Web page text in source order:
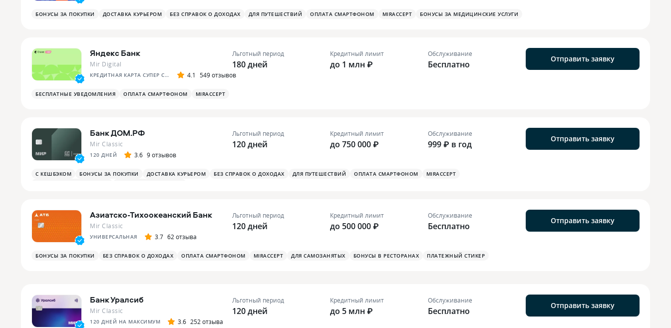
БОНУСЫ ЗА ПОКУПКИ ДОСТАВКА КУРЬЕРОМ БЕЗ СПРАВОК О ДОХОДАХ ДЛЯ ПУТЕШЕСТВИЙ ОПЛАТА СМАРТФОНОМ MIRACCEPT БОНУСЫ ЗА МЕДИЦИНСКИЕ УСЛУГИ
Яндекс Банк
Mir Digital
КРЕДИТНАЯ КАРТА СУПЕР СПЛИТА 4.1 549 отзывов
Льготный период
180 дней
Кредитный лимит
до 1 млн ₽
Обслуживание
Бесплатно
Отправить заявку
БЕСПЛАТНЫЕ УВЕДОМЛЕНИЯ ОПЛАТА СМАРТФОНОМ MIRACCEPT
Банк ДОМ.РФ
Mir Classic
120 ДНЕЙ 3.6 9 отзывов
Льготный период
120 дней
Кредитный лимит
до 750 000 ₽
Обслуживание
999 ₽ в год
Отправить заявку
С КЕШБЭКОМ БОНУСЫ ЗА ПОКУПКИ ДОСТАВКА КУРЬЕРОМ БЕЗ СПРАВОК О ДОХОДАХ ДЛЯ ПУТЕШЕСТВИЙ ОПЛАТА СМАРТФОНОМ
MIRACCEPT
Азиатско-Тихоокеанский Банк
Mir Classic
УНИВЕРСАЛЬНАЯ 3.7 62 отзыва
Льготный период
120 дней
Кредитный лимит
до 500 000 ₽
Обслуживание
Бесплатно
Отправить заявку
БОНУСЫ ЗА ПОКУПКИ БЕЗ СПРАВОК О ДОХОДАХ ОПЛАТА СМАРТФОНОМ MIRACCEPT ДЛЯ САМОЗАНЯТЫХ БОНУСЫ В РЕСТОРАНАХ ПЛАТЕЖНЫЙ СТИКЕР
Банк Уралсиб
Mir Classic
120 ДНЕЙ НА МАКСИМУМ 3.6 252 отзыва
Льготный период
120 дней
Кредитный лимит
до 5 млн ₽
Обслуживание
Бесплатно
Отправить заявку